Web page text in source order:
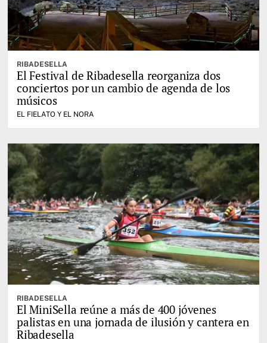
RIBADESELLA
El Festival de Ribadesella reorganiza dos
conciertos por un cambio de agenda de los
músicos
EL FIELATO Y EL NORA
RIBADESELLA
El MiniSella reúne a más de 400 jóvenes
palistas en una jornada de ilusión y cantera en
Ribadesella